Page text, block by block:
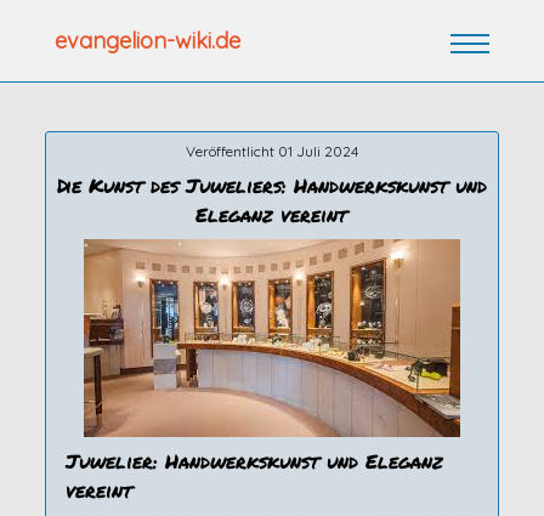
evangelion-wiki.de
Veröffentlicht 01 Juli 2024
Die Kunst des Juweliers: Handwerkskunst und
Eleganz vereint
Juwelier: Handwerkskunst und Eleganz
vereint